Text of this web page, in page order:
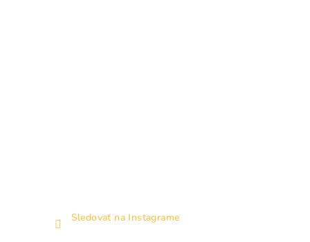
Sledovať na Instagrame